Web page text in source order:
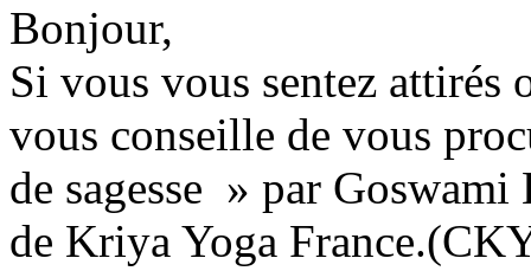
Bonjour,
Si vous vous sentez attirés
vous conseille de vous
de sagesse » par
de Kriya Yoga